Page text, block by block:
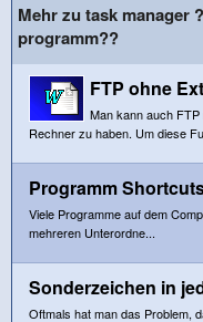
Mehr zu task manager
programm??
FTP ohne
Man kann auch
Rechner zu haben. Um diese
Programm
Viele Programme auf dem
mehreren Unterordne...
Sonderzeichen in
Oftmals hat man das Problem,